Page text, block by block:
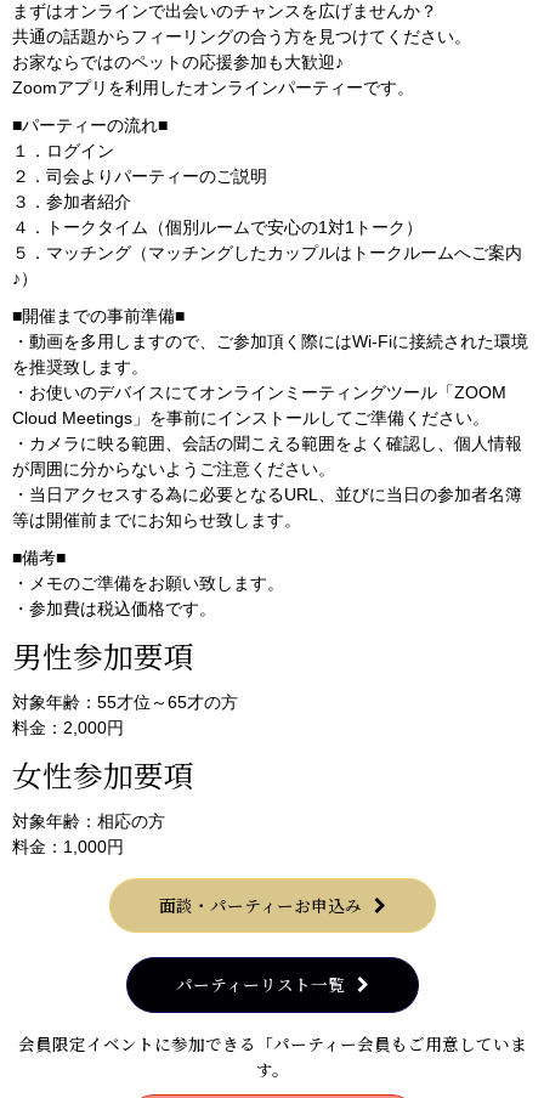
まずはオンラインで出会いのチャンスを広げませんか？
共通の話題からフィーリングの合う方を見つけてください。
お家ならではのペットの応援参加も大歓迎♪
Zoomアプリを利用したオンラインパーティーです。
■パーティーの流れ■
１．ログイン
２．司会よりパーティーのご説明
３．参加者紹介
４．トークタイム（個別ルームで安心の1対1トーク）
５．マッチング（マッチングしたカップルはトークルームへご案内
♪）
■開催までの事前準備■
・動画を多用しますので、ご参加頂く際にはWi-Fiに接続された環境
を推奨致します。
・お使いのデバイスにてオンラインミーティングツール「ZOOM
Cloud Meetings」を事前にインストールしてご準備ください。
・カメラに映る範囲、会話の聞こえる範囲をよく確認し、個人情報
が周囲に分からないようご注意ください。
・当日アクセスする為に必要となるURL、並びに当日の参加者名簿
等は開催前までにお知らせ致します。
■備考■
・メモのご準備をお願い致します。
・参加費は税込価格です。
男性参加要項
対象年齢：55才位～65才の方
料金：2,000円
女性参加要項
対象年齢：相応の方
料金：1,000円
面談・パーティーお申込み
パーティーリスト一覧
会員限定イベントに参加できる「パーティー会員もご用意していま
す。